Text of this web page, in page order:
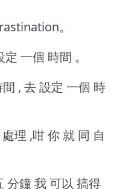
。
一個 時間 。
, 去 設定 一個 時
理 ,咁 你 就 同 自
分鐘 我 可以 搞得